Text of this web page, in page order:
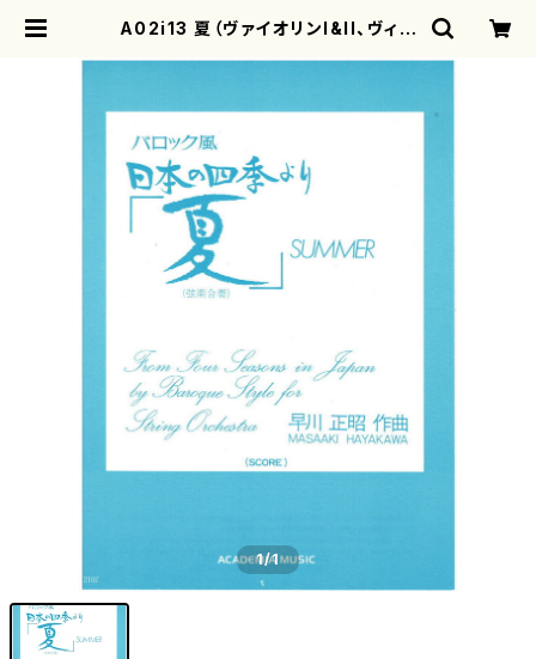
A02i13 夏（ヴァイオリンI&II、ヴィオ
早川正昭/楽譜） | motherearth
1/1